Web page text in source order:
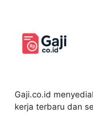
Gaji.co.id
kerja terbaru dan